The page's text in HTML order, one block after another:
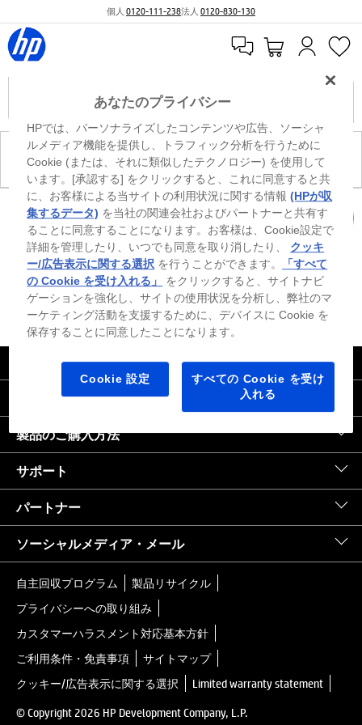
個人 0120-111-238法人 0120-830-130
現在、このカテゴリには商品がありません。
カートを確認
※ Windowsのすべてのエディションまたはバージョンで、すべての機能を使用でき
るわけではありません。Windowsの機能を最大限に活用するには、システムのハ
ードウェア、ドライバー、ソフトウェアのアップグレードおよび/または別途購
入、あるいはBIOSのアップデートが必要になる場合があります。Windowsは自動
的にアップデートされ、有効になります。高速インターネットとMicrosoftアカウ
ントが必要になります。ISPの料金が適用され、今後アップデートの際に要件が追
加される場合があります。http://www.windows.com 外部リンクアイコンをご覧く
ださい。
｜United States HP.com
会社情報
製品のご購入方法
サポート
パートナー
ソーシャルメディア・メール
自主回収プログラム
製品リサイクル
プライバシーへの取り組み
カスタマーハラスメント対応基本方針
ご利用条件・免責事項
サイトマップ
クッキー/広告表示に関する選択
Limited warranty statement
© Copyright 2026 HP Development Company, L.P.
あなたのプライバシー
HPでは、パーソナライズしたコンテンツや広告、ソーシャ
ルメディア機能を提供し、トラフィック分析を行うために
Cookie (または、それに類似したテクノロジー) を使用して
います。[承認する] をクリックすると、これに同意すると共
に、お客様による当サイトの利用状況に関する情報(HPが収
集するデータ) を当社の関連会社およびパートナーと共有す
ることに同意することになります。お客様は、Cookie設定で
詳細を管理したり、いつでも同意を取り消したり、 クッキ
ー/広告表示に関する選択 を行うことができます。
「すべて
の Cookie を受け入れる」
をクリックすると、サイトナビ
ゲーションを強化し、サイトの使用状況を分析し、弊社のマ
ーケティング活動を支援するために、デバイスに Cookie を
保存することに同意したことになります。
Cookie 設定
すべての Cookie を受け
入れる